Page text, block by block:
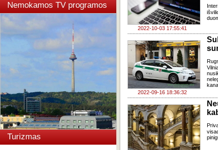
Nemokamos TV programos
Turizmas
2022-10-03 17:55:41
2022-09-16 18:36:32